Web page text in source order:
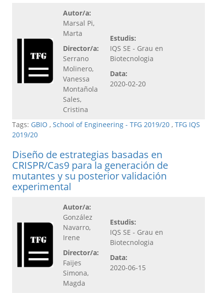
Autor/a:
Marsal Pi,
Marta
Director/a:
Serrano
Molinero,
Vanessa
Montañola
Sales,
Cristina
Estudis:
IQS SE - Grau en
Biotecnologia
Data:
2020-02-20
Tags: GBIO , School of Engineering - TFG 2019/20 , TFG IQS
2019/20
Diseño de estrategias basadas en
CRISPR/Cas9 para la generación de
mutantes y su posterior validación
experimental
Autor/a:
González
Navarro,
Irene
Director/a:
Faijes
Simona,
Magda
Estudis:
IQS SE - Grau en
Biotecnologia
Data:
2020-06-15